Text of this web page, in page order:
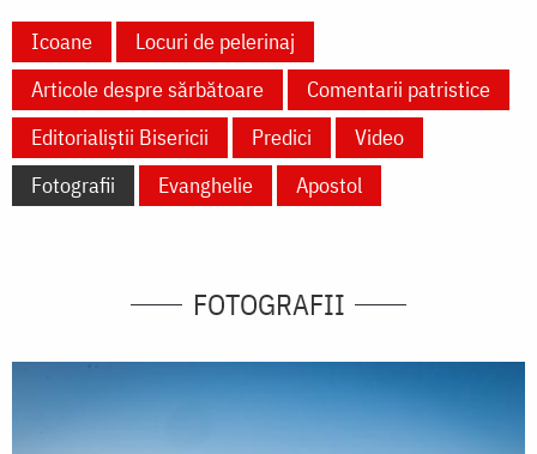
Icoane
Locuri de pelerinaj
Articole despre sărbătoare
Comentarii patristice
Editorialiștii Bisericii
Predici
Video
Fotografii
Evanghelie Apostol
FOTOGRAFII